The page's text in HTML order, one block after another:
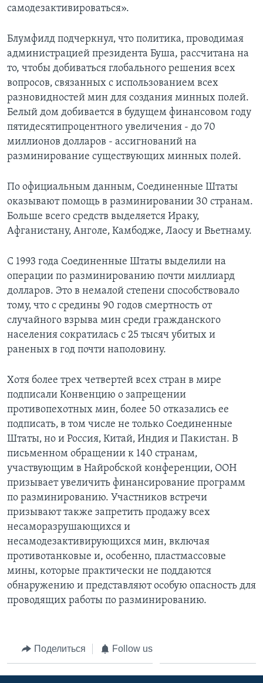
самодезактивироваться».
Блумфилд подчеркнул‚ что политика‚ проводимая
администрацией президента Буша, рассчитана на
то, чтобы добиваться глобального решения всех
вопросов‚ связанных с использованием всех
разновидностей мин для создания минных полей.
Белый дом добивается в будущем финансовом году
пятидесятипроцентного увеличения - до 70
миллионов долларов - ассигнований на
разминирование существующих минных полей.
По официальным данным‚ Соединенные Штаты
оказывают помощь в разминировании 30 странам.
Больше всего средств выделяется Ираку‚
Афганистану‚ Анголе‚ Камбодже‚ Лаосу и Вьетнаму.
С 1993 года Соединенные Штаты выделили на
операции по разминированию почти миллиард
долларов. Это в немалой степени способствовало
тому‚ что с средины 90 годов смертность от
случайного взрыва мин среди гражданского
населения сократилась с 25 тысяч убитых и
раненых в год почти наполовину.
Хотя более трех четвертей всех стран в мире
подписали Конвенцию о запрещении
противопехотных мин‚ более 50 отказались ее
подписать‚ в том числе не только Соединенные
Штаты‚ но и Россия‚ Китай‚ Индия и Пакистан. В
письменном обращении к 140 странам‚
участвующим в Найробской конференции‚ ООН
призывает увеличить финансирование программ
по разминированию. Участников встречи
призывают также запретить продажу всех
несаморазрушающихся и
несамодезактивирующихся мин, включая
противотанковые и, особенно, пластмассовые
мины‚ которые практически не поддаются
обнаружению и представляют особую опасность для
проводящих работы по разминированию.
Поделиться Follow us